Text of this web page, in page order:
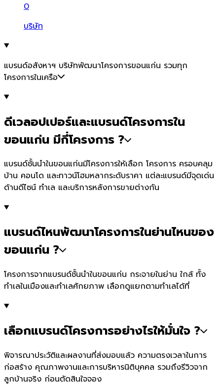
0
บริษัท
แบรนด์อสังหาฯ บริษัทพัฒนาโครงการขอนแก่น รวมทุก
โครงการในเครือ
ดีเวลอปเปอร์และแบรนด์โครงการใน
ขอนแก่น มีกี่โครงการ ?
แบรนด์ชั้นนำในขอนแก่นมีโครงการให้เลือก โครงการ ครอบคลุม
บ้าน คอนโด และทาวน์โฮมหลากระดับราคา แต่ละแบรนด์มีจุดเด่น
ด้านดีไซน์ ทำเล และบริการหลังการขายต่างกัน
แบรนด์ไหนพัฒนาโครงการในย่านไหนของ
ขอนแก่น ?
โครงการจากแบรนด์ชั้นนำในขอนแก่น กระจายในย่าน ใกล้ ทั้ง
ทำเลในเมืองและทำเลศักยภาพ เลือกดูแยกตามทำเลได้ที่
เลือกแบรนด์โครงการอย่างไรให้มั่นใจ ?
พิจารณาประวัติและผลงานที่ส่งมอบแล้ว ความตรงเวลาในการ
ก่อสร้าง คุณภาพงานและการบริหารนิติบุคคล รวมถึงรีวิวจาก
ลูกบ้านจริง ก่อนตัดสินใจจอง